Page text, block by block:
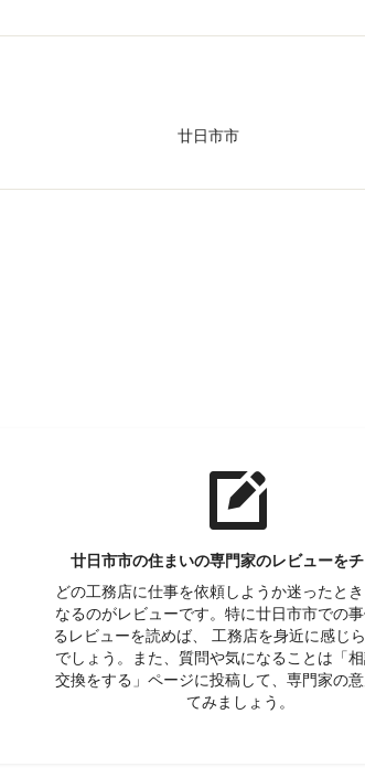
廿日市市
廿日市市の住まいの専門家のレビューを
どの工務店に仕事を依頼しようか迷ったと
なるのがレビューです。特に廿日市市での
るレビューを読めば、 工務店を身近に感じ
でしょう。また、質問や気になることは「
交換をする」ページに投稿して、専門家の
てみましょう。